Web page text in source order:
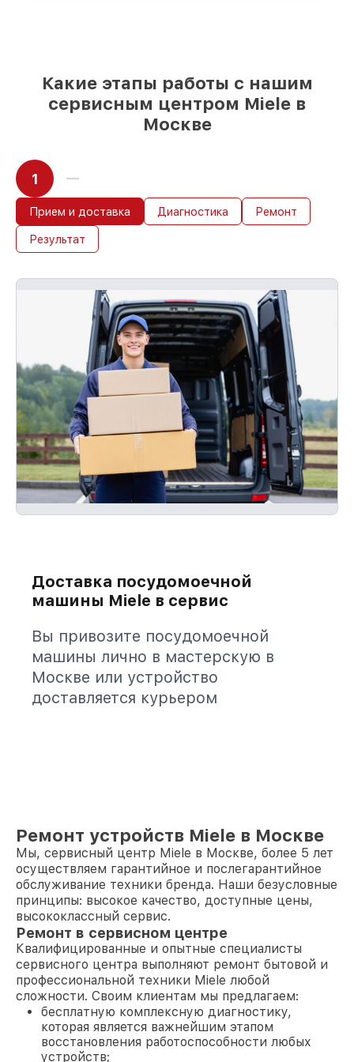
Какие этапы работы с нашим
сервисным центром Miele в
Москве
1
Прием и доставка Диагностика Ремонт
Результат
Доставка посудомоечной
машины Miele в сервис
Вы привозите посудомоечной
машины лично в мастерскую в
Москве или устройство
доставляется курьером
Ремонт устройств Miele в Москве
Мы, сервисный центр Miele в Москве, более 5 лет
осуществляем гарантийное и послегарантийное
обслуживание техники бренда. Наши безусловные
принципы: высокое качество, доступные цены,
высококлассный сервис.
Ремонт в сервисном центре
Квалифицированные и опытные специалисты
сервисного центра выполняют ремонт бытовой и
профессиональной техники Miele любой
сложности. Своим клиентам мы предлагаем:
бесплатную комплексную диагностику,
которая является важнейшим этапом
восстановления работоспособности любых
устройств;